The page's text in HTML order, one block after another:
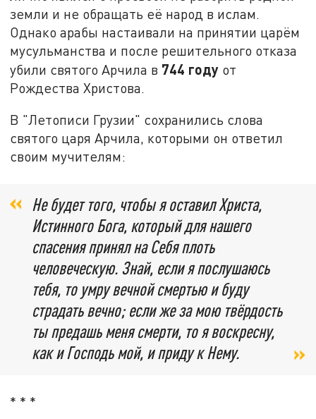
земли и не обращать её народ в ислам.
Однако арабы настаивали на принятии царём
мусульманства и после решительного отказа
убили святого Арчила в 744 году от
Рождества Христова.
В "Летописи Грузии" сохранились слова
святого царя Арчила, которыми он ответил
своим мучителям:
Не будет того, чтобы я оставил Христа,
Истинного Бога, который для нашего
спасения принял на Себя плоть
человеческую. Знай, если я послушаюсь
тебя, то умру вечной смертью и буду
страдать вечно; если же за мою твёрдость
ты предашь меня смерти, то я воскресну,
как и Господь мой, и приду к Нему.
* * *